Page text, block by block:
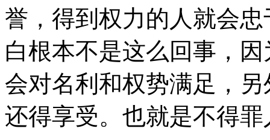
誉，得到权力的人就会
白根本不是这么回事，
会对名利和权势满足，
还得享受。也就是不得